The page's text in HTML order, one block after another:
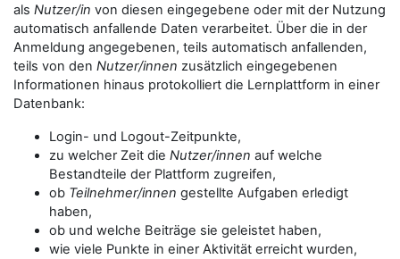
als Nutzer/in von diesen eingegebene oder mit der Nutzung
automatisch anfallende Daten verarbeitet. Über die in der
Anmeldung angegebenen, teils automatisch anfallenden,
teils von den Nutzer/innen zusätzlich eingegebenen
Informationen hinaus protokolliert die Lernplattform in einer
Datenbank:
Login- und Logout-Zeitpunkte,
zu welcher Zeit die Nutzer/innen auf welche
Bestandteile der Plattform zugreifen,
ob Teilnehmer/innen gestellte Aufgaben erledigt
haben,
ob und welche Beiträge sie geleistet haben,
wie viele Punkte in einer Aktivität erreicht wurden,